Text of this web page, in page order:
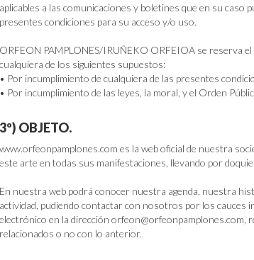
aplicables a las comunicaciones y boletines que en su
presentes condiciones para su acceso y/o uso.
ORFEON PAMPLONES/IRUÑEKO ORFEIOA se reserva
cualquiera de los siguientes supuestos:
• Por incumplimiento de cualquiera de las presentes
• Por incumplimiento de las leyes, la moral, y el Orden
3º) OBJETO.
www.orfeonpamplones.com es la web oficial de nuestra
este arte en todas sus manifestaciones, llevando por
En nuestra web podrá conocer nuestra agenda, nuestra
actividad, pudiendo contactar con nosotros por los cauces
electrónico en la dirección
relacionados o no con lo anterior.